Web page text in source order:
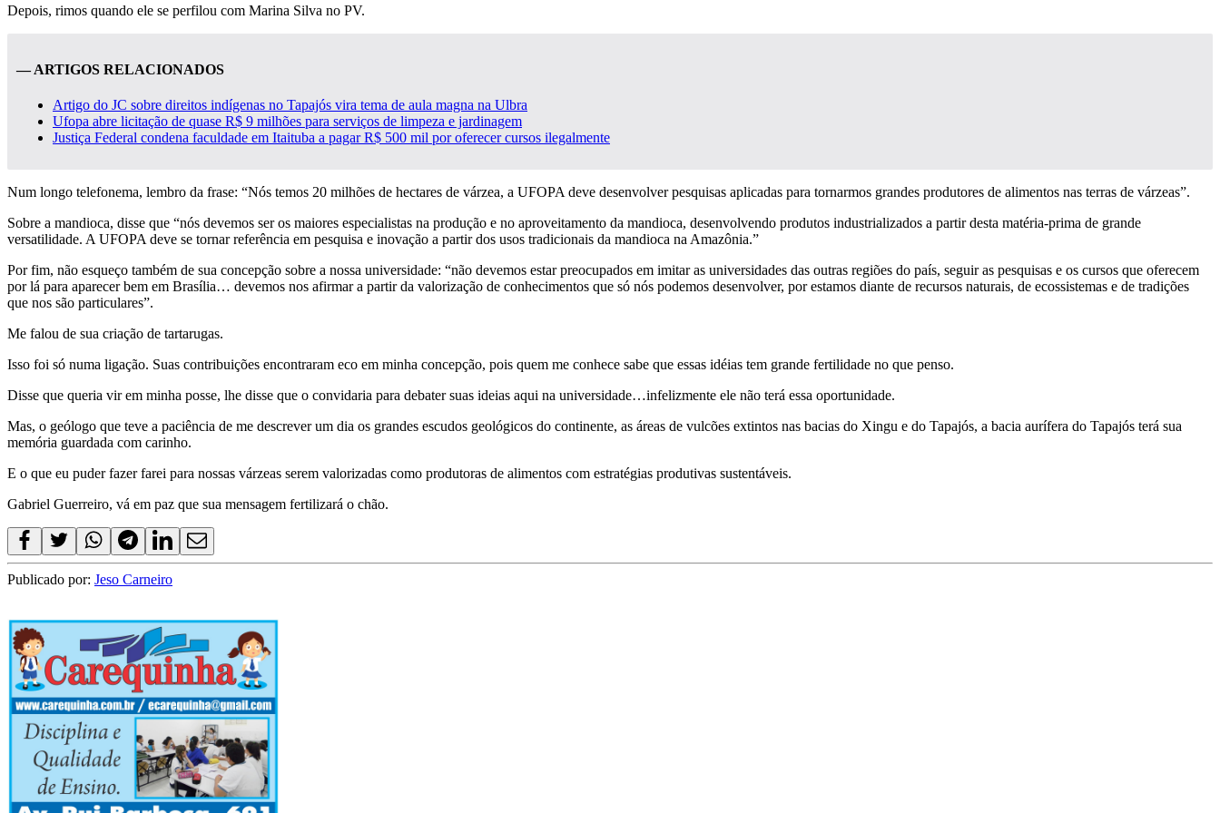
Depois, rimos quando ele se perfilou com Marina Silva no PV.
— ARTIGOS RELACIONADOS
Artigo do JC sobre direitos indígenas no Tapajós vira tema de aula magna na Ulbra
Ufopa abre licitação de quase R$ 9 milhões para serviços de limpeza e jardinagem
Justiça Federal condena faculdade em Itaituba a pagar R$ 500 mil por oferecer cursos ilegalmente
Num longo telefonema, lembro da frase: “Nós temos 20 milhões de hectares de várzea, a UFOPA deve desenvolver pesquisas aplicadas para tornarmos grandes produtores de alimentos nas terras de várzeas”.
Sobre a mandioca, disse que “nós devemos ser os maiores especialistas na produção e no aproveitamento da mandioca, desenvolvendo produtos industrializados a partir desta matéria-prima de grande
versatilidade. A UFOPA deve se tornar referência em pesquisa e inovação a partir dos usos tradicionais da mandioca na Amazônia.”
Por fim, não esqueço também de sua concepção sobre a nossa universidade: “não devemos estar preocupados em imitar as universidades das outras regiões do país, seguir as pesquisas e os cursos que oferecem
por lá para aparecer bem em Brasília… devemos nos afirmar a partir da valorização de conhecimentos que só nós podemos desenvolver, por estamos diante de recursos naturais, de ecossistemas e de tradições
que nos são particulares”.
Me falou de sua criação de tartarugas.
Isso foi só numa ligação. Suas contribuições encontraram eco em minha concepção, pois quem me conhece sabe que essas idéias tem grande fertilidade no que penso.
Disse que queria vir em minha posse, lhe disse que o convidaria para debater suas ideias aqui na universidade…infelizmente ele não terá essa oportunidade.
Mas, o geólogo que teve a paciência de me descrever um dia os grandes escudos geológicos do continente, as áreas de vulcões extintos nas bacias do Xingu e do Tapajós, a bacia aurífera do Tapajós terá sua
memória guardada com carinho.
E o que eu puder fazer farei para nossas várzeas serem valorizadas como produtoras de alimentos com estratégias produtivas sustentáveis.
Gabriel Guerreiro, vá em paz que sua mensagem fertilizará o chão.
Publicado por: Jeso Carneiro